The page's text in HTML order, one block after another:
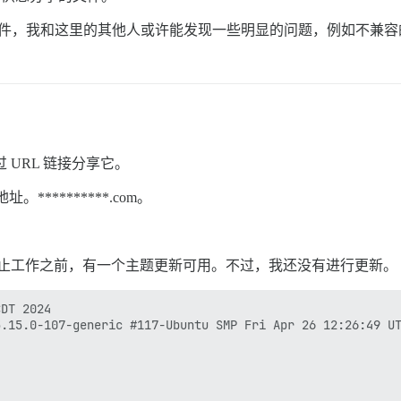
，我和这里的其他人或许能发现一些明显的问题，例如不兼
URL 链接分享它。
址。**********.com。
工作之前，有一个主题更新可用。不过，我还没有进行更新。
2024-07-04 16:11:48.966 UTC [58] postgres@discourse STATEMENT:  create user discourse;
ERROR:  role "discourse" already exists
NOTICE:  extension "hstore" already exists, skipping
NOTICE:  extension "pg_trgm" already exists, skipping
NOTICE:  extension "vector" already exists, skipping
NOTICE:  extension "hstore" already exists, skipping
NOTICE:  extension "pg_trgm" already exists, skipping
NOTICE:  extension "vector" already exists, skipping
I, [2024-07-04T16:11:50.853046 #1]  INFO -- : GRANT
ALTER SCHEMA
CREATE EXTENSION
CREATE EXTENSION
CREATE EXTENSION
CREATE EXTENSION
CREATE EXTENSION
CREATE EXTENSION
UPDATE 0

I, [2024-07-04T16:11:50.853484 #1]  INFO -- : > echo postgres installed!
I, [2024-07-04T16:11:50.858311 #1]  INFO -- : postgres installed!

I, [2024-07-04T16:11:50.924492 #1]  INFO -- : File > /etc/service/redis/run  chmod: +x  chown:
I, [2024-07-04T16:11:50.934768 #1]  INFO -- : File > /etc/service/redis/log/run  chmod: +x  chown:
I, [2024-07-04T16:11:50.944045 #1]  INFO -- : File > /etc/runit/3.d/10-redis  chmod: +x  chown:
I, [2024-07-04T16:11:50.945335 #1]  INFO -- : Replacing daemonize yes with  in /etc/redis/redis.conf
I, [2024-07-04T16:11:50.946689 #1]  INFO -- : Replacing (?-mix:^pidfile.*$) with  in /etc/redis/redis.conf
I, [2024-07-04T16:11:50.947567 #1]  I